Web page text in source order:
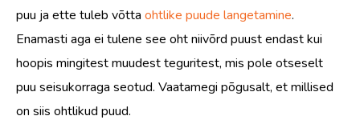
puu ja ette tuleb võtta ohtlike puude langetamine.
Enamasti aga ei tulene see oht niivõrd puust endast kui
hoopis mingitest muudest teguritest, mis pole otseselt
puu seisukorraga seotud. Vaatamegi põgusalt, et millised
on siis ohtlikud puud.